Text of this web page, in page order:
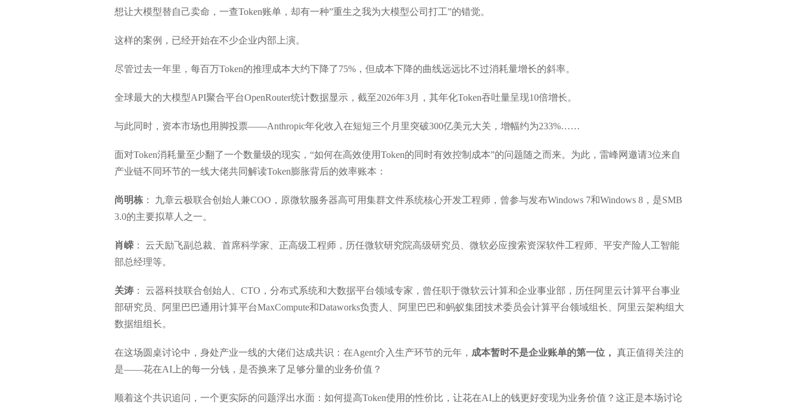
想让大模型替自己卖命，一查Token账单，却有一种”重生之我为大模型公司打工”的错觉。
这样的案例，已经开始在不少企业内部上演。
尽管过去一年里，每百万Token的推理成本大约下降了75%，但成本下降的曲线远远比不过消耗量增长的斜率。
全球最大的大模型API聚合平台OpenRouter统计数据显示，截至2026年3月，其年化Token吞吐量呈现10倍增长。
与此同时，资本市场也用脚投票——Anthropic年化收入在短短三个月里突破300亿美元大关，增幅约为233%……
面对Token消耗量至少翻了一个数量级的现实，“如何在高效使用Token的同时有效控制成本”的问题随之而来。为此，雷峰网邀请3位来自
产业链不同环节的一线大佬共同解读Token膨胀背后的效率账本：
尚明栋 ： 九章云极联合创始人兼COO，原微软服务器高可用集群文件系统核心开发工程师，曾参与发布Windows 7和Windows 8，是SMB
3.0的主要拟草人之一。
肖嵘 ： 云天励飞副总裁、首席科学家、正高级工程师，历任微软研究院高级研究员、微软必应搜索资深软件工程师、平安产险人工智能
部总经理等。
关涛 ： 云器科技联合创始人、CTO，分布式系统和大数据平台领域专家，曾任职于微软云计算和企业事业部，历任阿里云计算平台事业
部研究员、阿里巴巴通用计算平台MaxCompute和Dataworks负责人、阿里巴巴和蚂蚁集团技术委员会计算平台领域组长、阿里云架构组大
数据组组长。
在这场圆桌讨论中，身处产业一线的大佬们达成共识：在Agent介入生产环节的元年， 成本暂时不是企业账单的第一位， 真正值得关注的
是——花在AI上的每一分钱，是否换来了足够分量的业务价值？
顺着这个共识追问，一个更实际的问题浮出水面：如何提高Token使用的性价比，让花在AI上的钱更好变现为业务价值？这正是本场讨论